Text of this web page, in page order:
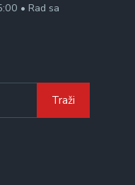
• Rad sa
Traži